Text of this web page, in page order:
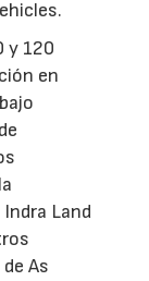
y 120
en
Land
As